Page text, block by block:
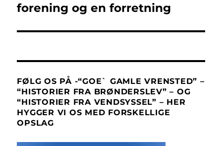
indlæg:
forening og en forretning
FØLG OS PÅ -“GOE` GAMLE VRENSTED” –
“HISTORIER FRA BRØNDERSLEV” – OG
“HISTORIER FRA VENDSYSSEL” – HER
HYGGER VI OS MED FORSKELLIGE
OPSLAG